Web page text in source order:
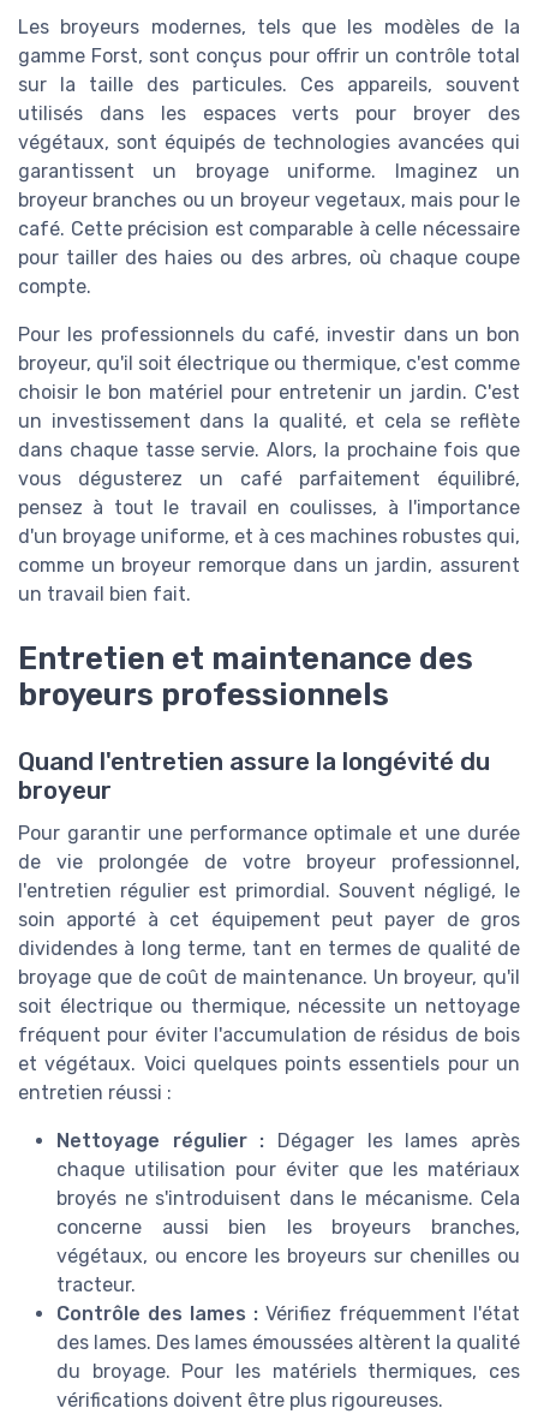
Les broyeurs modernes, tels que les modèles de la
gamme Forst, sont conçus pour offrir un contrôle total
sur la taille des particules. Ces appareils, souvent
utilisés dans les espaces verts pour broyer des
végétaux, sont équipés de technologies avancées qui
garantissent un broyage uniforme. Imaginez un
broyeur branches ou un broyeur vegetaux, mais pour le
café. Cette précision est comparable à celle nécessaire
pour tailler des haies ou des arbres, où chaque coupe
compte.
Pour les professionnels du café, investir dans un bon
broyeur, qu'il soit électrique ou thermique, c'est comme
choisir le bon matériel pour entretenir un jardin. C'est
un investissement dans la qualité, et cela se reflète
dans chaque tasse servie. Alors, la prochaine fois que
vous dégusterez un café parfaitement équilibré,
pensez à tout le travail en coulisses, à l'importance
d'un broyage uniforme, et à ces machines robustes qui,
comme un broyeur remorque dans un jardin, assurent
un travail bien fait.
Entretien et maintenance des
broyeurs professionnels
Quand l'entretien assure la longévité du
broyeur
Pour garantir une performance optimale et une durée
de vie prolongée de votre broyeur professionnel,
l'entretien régulier est primordial. Souvent négligé, le
soin apporté à cet équipement peut payer de gros
dividendes à long terme, tant en termes de qualité de
broyage que de coût de maintenance. Un broyeur, qu'il
soit électrique ou thermique, nécessite un nettoyage
fréquent pour éviter l'accumulation de résidus de bois
et végétaux. Voici quelques points essentiels pour un
entretien réussi :
Nettoyage régulier : Dégager les lames après
chaque utilisation pour éviter que les matériaux
broyés ne s'introduisent dans le mécanisme. Cela
concerne aussi bien les broyeurs branches,
végétaux, ou encore les broyeurs sur chenilles ou
tracteur.
Contrôle des lames : Vérifiez fréquemment l'état
des lames. Des lames émoussées altèrent la qualité
du broyage. Pour les matériels thermiques, ces
vérifications doivent être plus rigoureuses.